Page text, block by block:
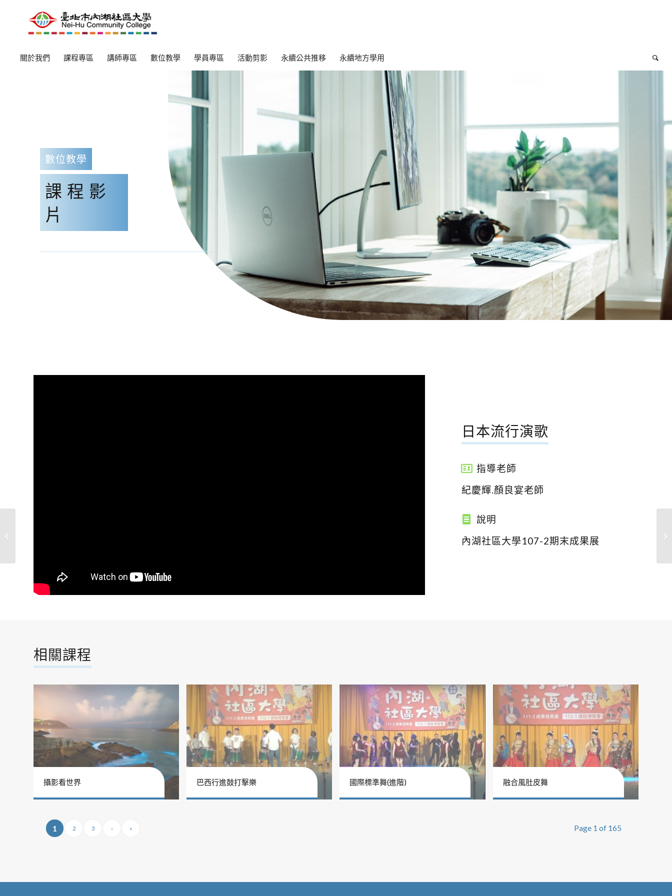
關於我們 課程專區 講師專區 數位教學 學員專區 活動剪影 永續公共推移 永續地方學用
數位教學
課程影
片
日本流行演歌
指導老師
紀慶輝.顏良宴老師
說明
內湖社區大學107-2期末成果展
相關課程
攝影看世界 巴西行進鼓打擊樂 國際標準舞(進階) 融合風肚皮舞
Page 1 of 165
1 2 3 › »